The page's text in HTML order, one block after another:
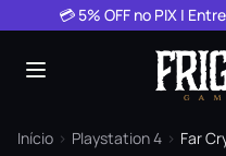
Pular para o conteúdo
💳 5% OFF no PIX |
Início › Playstation 4 › Far